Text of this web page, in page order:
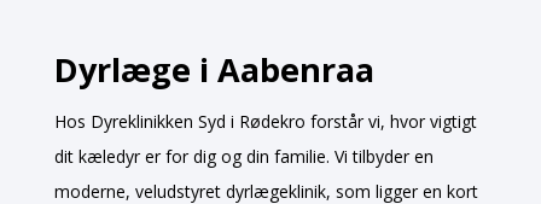
Dyrlæge i Aabenraa
Hos Dyreklinikken Syd i Rødekro forstår vi, hvor vigtigt
dit kæledyr er for dig og din familie. Vi tilbyder en
moderne, veludstyret dyrlægeklinik, som ligger en kort